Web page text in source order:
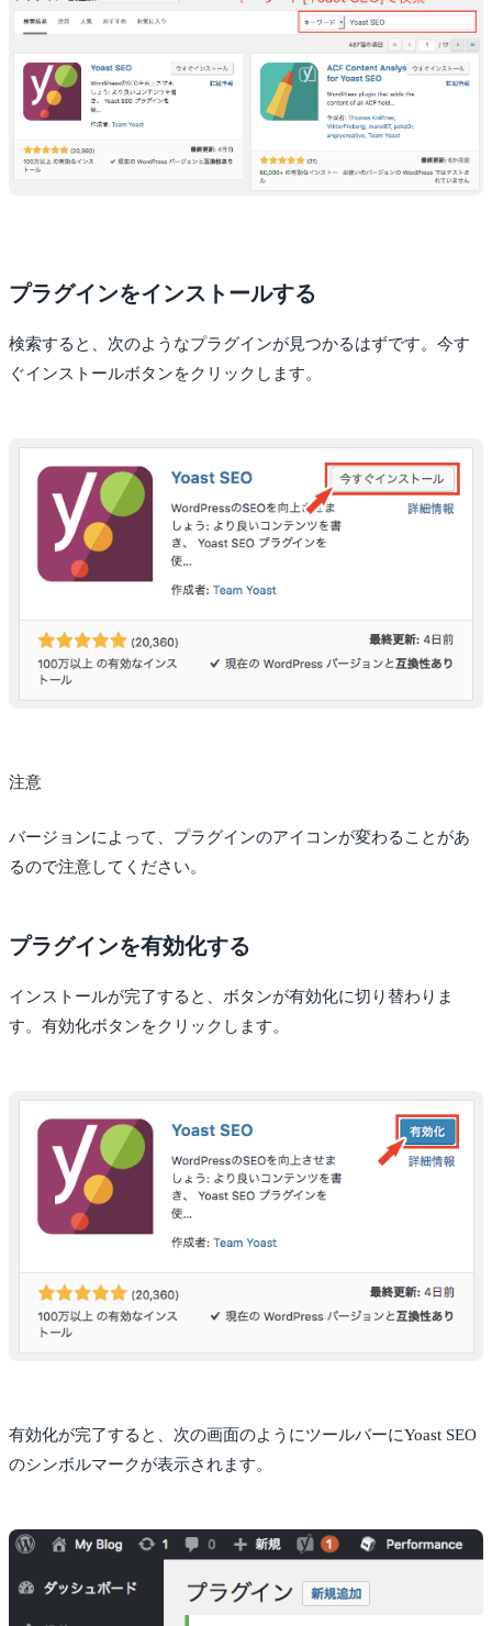
プラグインをインストールする
検索すると、次のようなプラグインが見つかるはずです。今す
ぐインストールボタンをクリックします。
注意
バージョンによって、プラグインのアイコンが変わることがあ
るので注意してください。
プラグインを有効化する
インストールが完了すると、ボタンが有効化に切り替わりま
す。有効化ボタンをクリックします。
有効化が完了すると、次の画面のようにツールバーにYoast SEO
のシンボルマークが表示されます。